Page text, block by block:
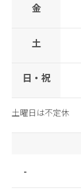
金
土
日・祝
土曜日は不定休
-